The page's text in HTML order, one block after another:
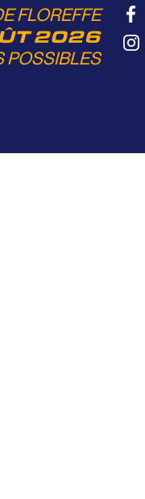
FLOREFFE
2026
POSSIBLES